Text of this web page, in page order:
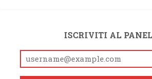
ISCRIVITI AL